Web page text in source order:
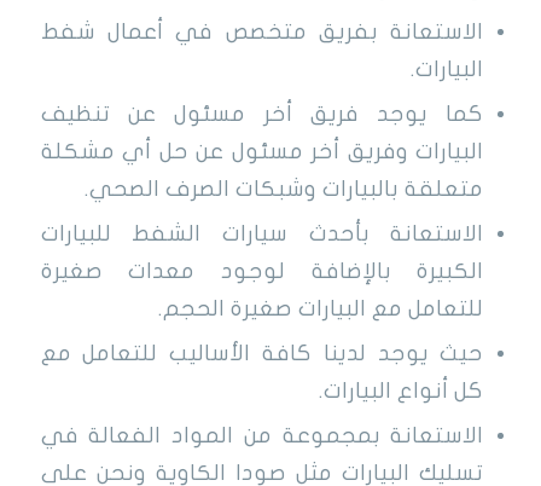
الاستعانة بفريق متخصص في أعمال شفط
البيارات.
كما يوجد فريق أخر مسئول عن تنظيف
البيارات وفريق أخر مسئول عن حل أي مشكلة
متعلقة بالبيارات وشبكات الصرف الصحي.
الاستعانة بأحدث سيارات الشفط للبيارات
الكبيرة بالإضافة لوجود معدات صغيرة
للتعامل مع البيارات صغيرة الحجم.
حيث يوجد لدينا كافة الأساليب للتعامل مع
كل أنواع البيارات.
الاستعانة بمجموعة من المواد الفعالة في
تسليك البيارات مثل صودا الكاوية ونحن على